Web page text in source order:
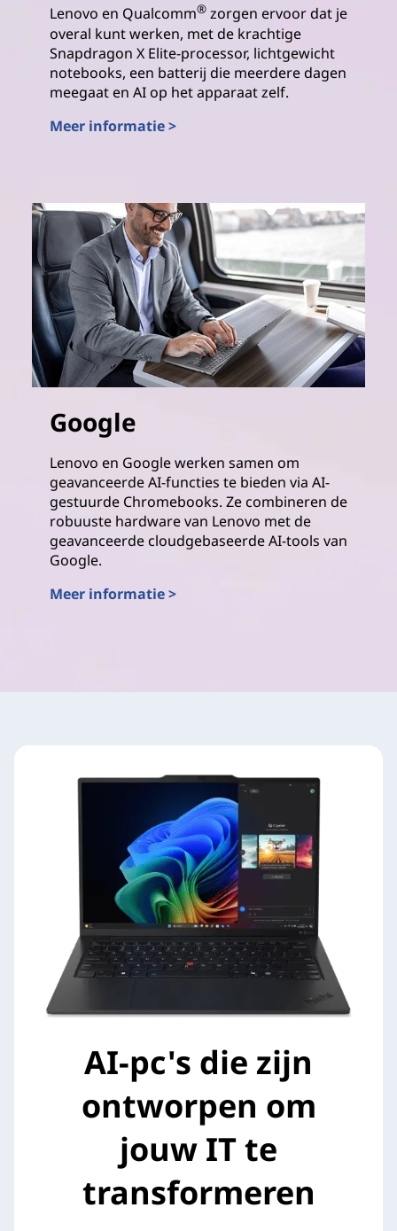
Lenovo en Qualcomm® zorgen ervoor dat je
overal kunt werken, met de krachtige
Snapdragon X Elite-processor, lichtgewicht
notebooks, een batterij die meerdere dagen
meegaat en AI op het apparaat zelf.
Meer informatie >
Google
Lenovo en Google werken samen om
geavanceerde AI-functies te bieden via AI-
gestuurde Chromebooks. Ze combineren de
robuuste hardware van Lenovo met de
geavanceerde cloudgebaseerde AI-tools van
Google.
Meer informatie >
AI-pc's die zijn
ontworpen om
jouw IT te
transformeren